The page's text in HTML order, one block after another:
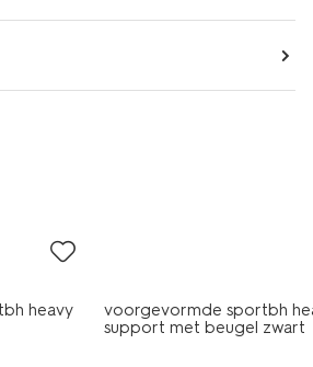
heavy
voorgevormde sportbh
support met beugel zwart